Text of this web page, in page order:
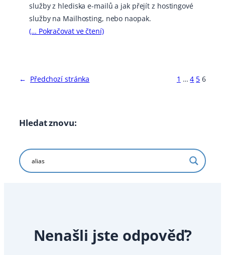
služby z hlediska e-mailů a jak přejít z hostingové
služby na Mailhosting, nebo naopak.
(… Pokračovat ve čtení)
← Předchozí stránka 1 … 4 5 6
Hledat znovu:
Nenašli jste odpověď?